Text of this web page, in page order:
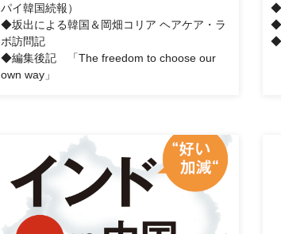
パイ韓国続報）
◆坂出による韓国＆岡畑コリア ヘアケア・ラ
ボ訪問記
◆編集後記 「The freedom to choose our
own way」
◆
◆
◆